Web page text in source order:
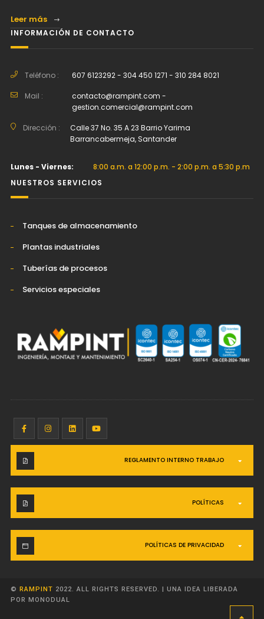
Leer más
INFORMACIÓN DE CONTACTO
Teléfono : 607 6123292 - 304 450 1271 - 310 284 8021
Mail :
contacto@rampint.com -
gestion.comercial@rampint.com
Dirección :
Calle 37 No. 35 A 23 Barrio Yarima
Barrancabermeja, Santander
Lunes - Viernes:
8:00 a.m. a 12:00 p.m. - 2:00 p.m. a 5:30 p.m
NUESTROS SERVICIOS
Tanques de almacenamiento
Plantas industriales
Tuberías de procesos
Servicios especiales
REGLAMENTO INTERNO TRABAJO
POLÍTICAS
POLÍTICAS DE PRIVACIDAD
© RAMPINT 2022. ALL RIGHTS RESERVED. | UNA IDEA LIBERADA
POR MONODUAL